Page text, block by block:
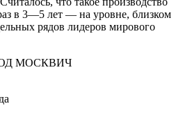
в 3—5 лет — на уровне, близком
рядов лидеров мирового